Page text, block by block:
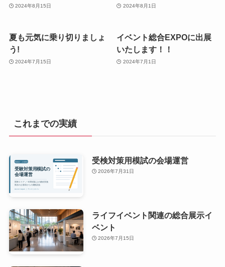
2024年8月15日 2024年8月1日
夏も元気に乗り切りましょ
う!
2024年7月15日
イベント総合EXPOに出展
いたします！！
2024年7月1日
これまでの実績
受検対策用模試の会場運営
2026年7月31日
ライフイベント関連の総合展示イ
ベント
2026年7月15日